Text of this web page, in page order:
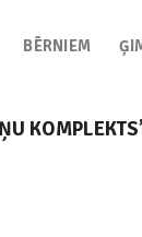
BĒRNIEM